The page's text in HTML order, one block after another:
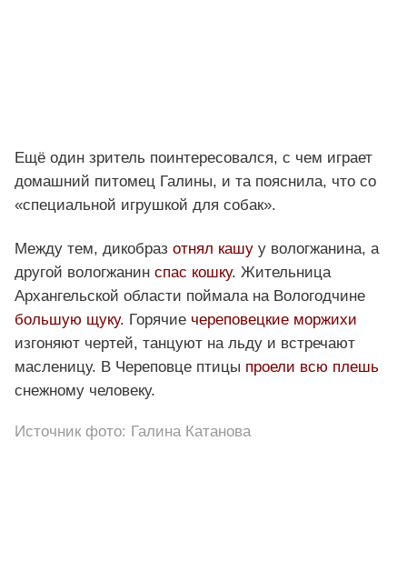
Ещё один зритель поинтересовался, с чем играет
домашний питомец Галины, и та пояснила, что со
«специальной игрушкой для собак».
Между тем, дикобраз отнял кашу у вологжанина, а
другой вологжанин спас кошку. Жительница
Архангельской области поймала на Вологодчине
большую щуку. Горячие череповецкие моржихи
изгоняют чертей, танцуют на льду и встречают
масленицу. В Череповце птицы проели всю плешь
снежному человеку.
Источник фото: Галина Катанова